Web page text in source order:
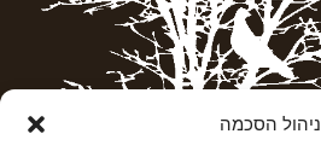
ניהול הסכמה